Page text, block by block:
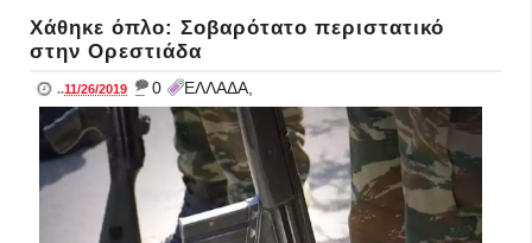
Χάθηκε όπλο: Σοβαρότατο περιστατικό
στην Ορεστιάδα
..11/26/2019 _ 0 ΕΛΛΑΔΑ,